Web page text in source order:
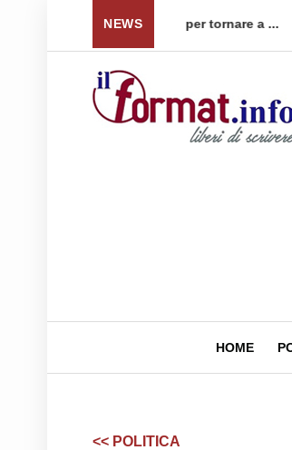
NEWS
per tornare a ...
HOME
<< POLITICA